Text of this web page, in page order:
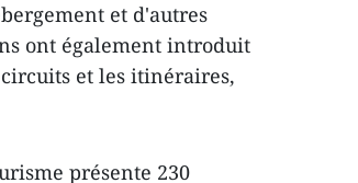
et d'autres
ont également introduit
et les itinéraires,
présente 230